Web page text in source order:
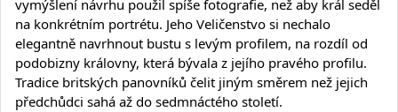
vymýšlení návrhu použil spíše fotografie, než aby král seděl
na konkrétním portrétu. Jeho Veličenstvo si nechalo
elegantně navrhnout bustu s levým profilem, na rozdíl od
podobizny královny, která bývala z jejího pravého profilu.
Tradice britských panovníků čelit jiným směrem než jejich
předchůdci sahá až do sedmnáctého století.